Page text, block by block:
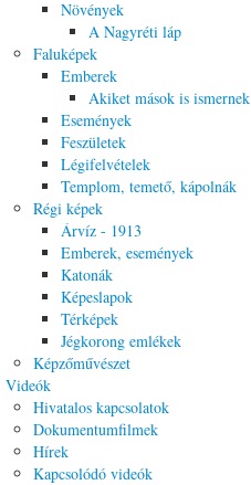
Növények
A Nagyréti láp
Faluképek
Emberek
Akiket mások is ismernek
Események
Feszületek
Légifelvételek
Templom, temető, kápolnák
Régi képek
Árvíz - 1913
Emberek, események
Katonák
Képeslapok
Térképek
Jégkorong emlékek
Képzőművészet
Videók
Hivatalos kapcsolatok
Dokumentumfilmek
Hírek
Kapcsolódó videók